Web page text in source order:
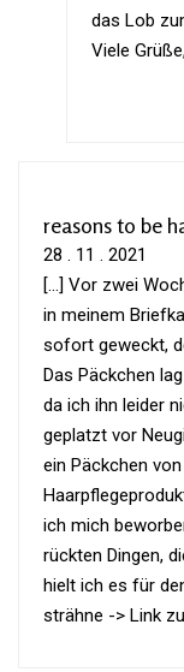
das Lob
Viele
reasons to be
28 . 11 . 2021
[…] Vor zwei
in meinem
sofort geweckt,
Das Päck­chen
da ich ihn leider
geplatzt vor
ein Päck­chen
ich mich
rückten Dingen,
hielt ich es für
strähne -> Link